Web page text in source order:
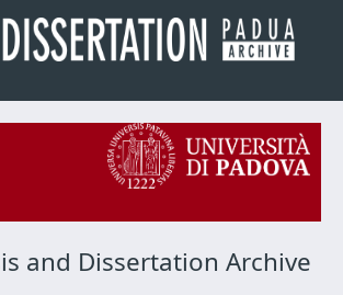
and Dissertation Archive